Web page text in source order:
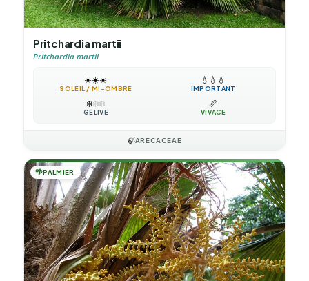
Pritchardia martii
Pritchardia martii
☀️☀️☀️
SOLEIL / MI-OMBRE
💧 💧 💧
IMPORTANT
❄️❄️❄️
GÉLIVE
📏
VIVACE
🍃ARECACEAE
🌴PALMIER